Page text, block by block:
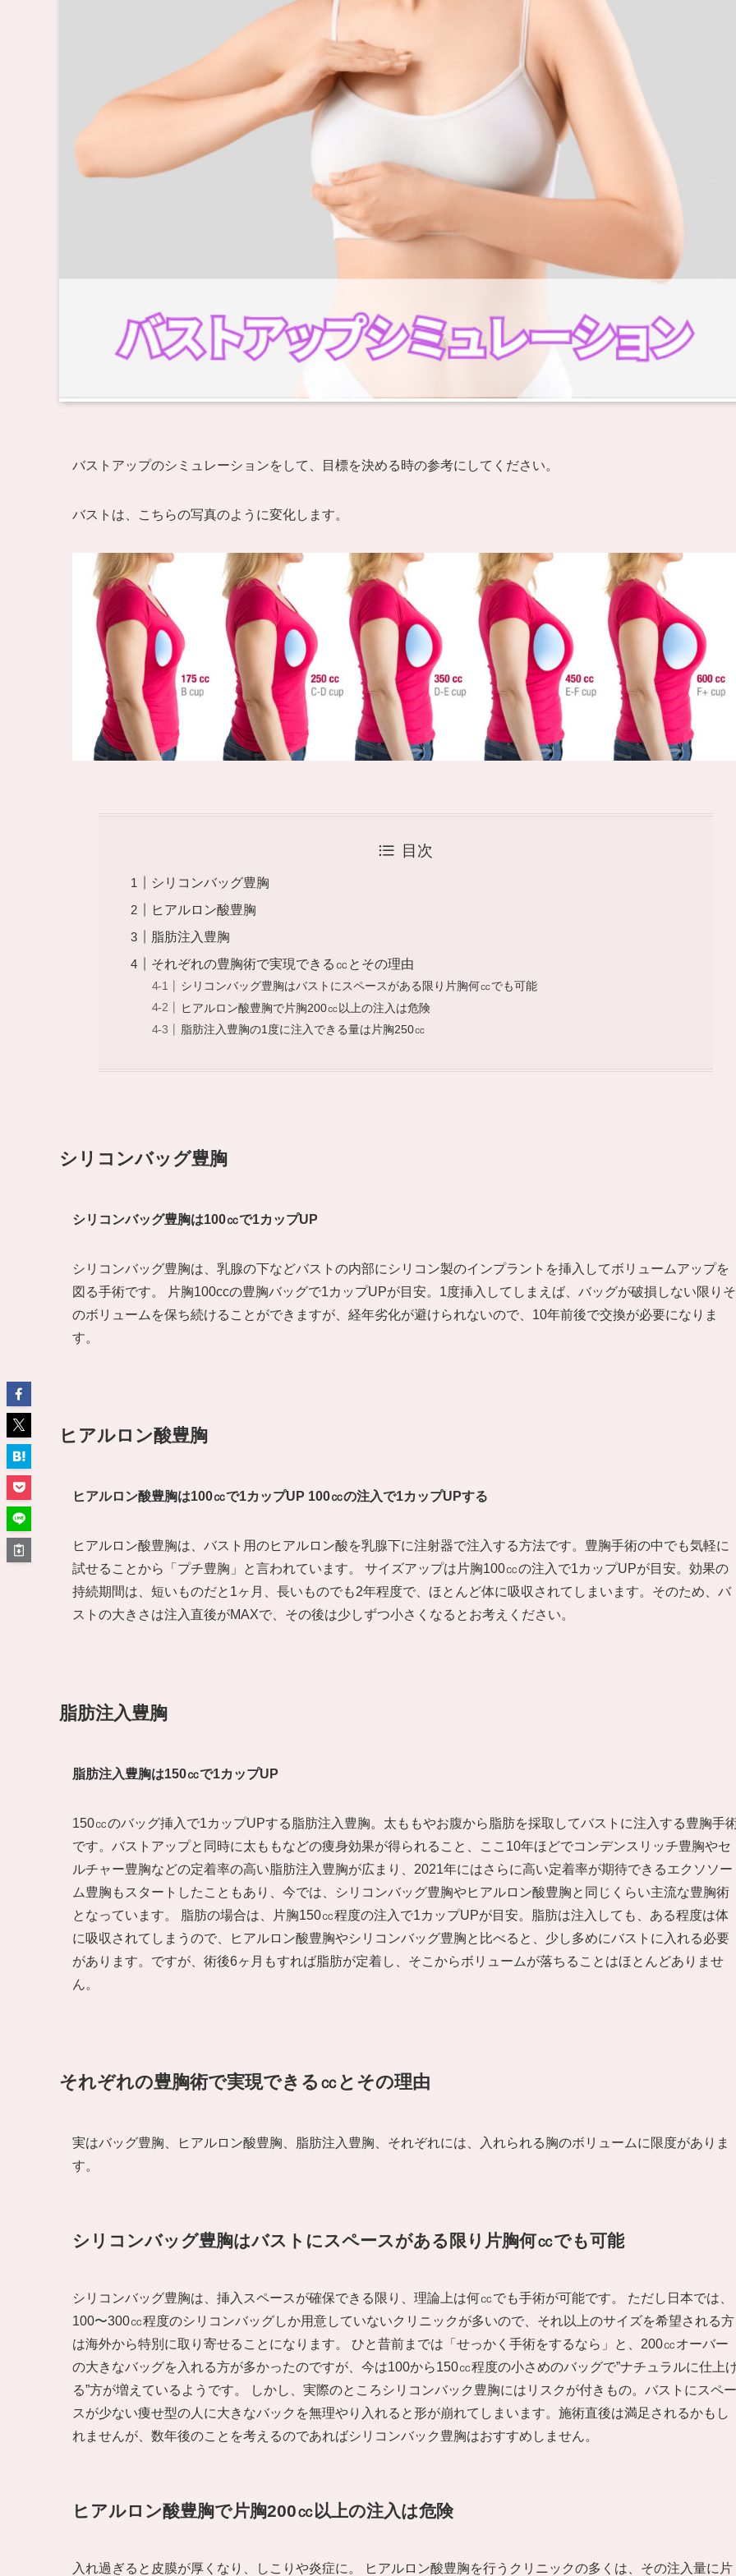
バストアップのシミュレーションをして、目標を決める時の参考にしてください。
バストは、こちらの写真のように変化します。
目次
シリコンバッグ豊胸
ヒアルロン酸豊胸
脂肪注入豊胸
それぞれの豊胸術で実現できる㏄とその理由
シリコンバッグ豊胸はバストにスペースがある限り片胸何㏄でも可能
ヒアルロン酸豊胸で片胸200㏄以上の注入は危険
脂肪注入豊胸の1度に注入できる量は片胸250㏄
シリコンバッグ豊胸
シリコンバッグ豊胸は100㏄で1カップUP
シリコンバッグ豊胸は、乳腺の下などバストの内部にシリコン製のインプラントを挿入してボリュームアップを
図る手術です。 片胸100ccの豊胸バッグで1カップUPが目安。1度挿入してしまえば、バッグが破損しない限りそ
のボリュームを保ち続けることができますが、経年劣化が避けられないので、10年前後で交換が必要になりま
す。
ヒアルロン酸豊胸
ヒアルロン酸豊胸は100㏄で1カップUP 100㏄の注入で1カップUPする
ヒアルロン酸豊胸は、バスト用のヒアルロン酸を乳腺下に注射器で注入する方法です。豊胸手術の中でも気軽に
試せることから「プチ豊胸」と言われています。 サイズアップは片胸100㏄の注入で1カップUPが目安。効果の
持続期間は、短いものだと1ヶ月、長いものでも2年程度で、ほとんど体に吸収されてしまいます。そのため、バ
ストの大きさは注入直後がMAXで、その後は少しずつ小さくなるとお考えください。
脂肪注入豊胸
脂肪注入豊胸は150㏄で1カップUP
150㏄のバッグ挿入で1カップUPする脂肪注入豊胸。太ももやお腹から脂肪を採取してバストに注入する豊胸手
です。バストアップと同時に太ももなどの痩身効果が得られること、ここ10年ほどでコンデンスリッチ豊胸やセ
ルチャー豊胸などの定着率の高い脂肪注入豊胸が広まり、2021年にはさらに高い定着率が期待できるエクソソー
ム豊胸もスタートしたこともあり、今では、シリコンバッグ豊胸やヒアルロン酸豊胸と同じくらい主流な豊胸術
となっています。 脂肪の場合は、片胸150㏄程度の注入で1カップUPが目安。脂肪は注入しても、ある程度は体
に吸収されてしまうので、ヒアルロン酸豊胸やシリコンバッグ豊胸と比べると、少し多めにバストに入れる必要
があります。ですが、術後6ヶ月もすれば脂肪が定着し、そこからボリュームが落ちることはほとんどありませ
ん。
それぞれの豊胸術で実現できる㏄とその理由
実はバッグ豊胸、ヒアルロン酸豊胸、脂肪注入豊胸、それぞれには、入れられる胸のボリュームに限度がありま
す。
シリコンバッグ豊胸はバストにスペースがある限り片胸何㏄でも可能
シリコンバッグ豊胸は、挿入スペースが確保できる限り、理論上は何㏄でも手術が可能です。 ただし日本では、
100〜300㏄程度のシリコンバッグしか用意していないクリニックが多いので、それ以上のサイズを希望される方
は海外から特別に取り寄せることになります。 ひと昔前までは「せっかく手術をするなら」と、200㏄オーバー
の大きなバッグを入れる方が多かったのですが、今は100から150㏄程度の小さめのバッグで”ナチュラルに仕上
る”方が増えているようです。 しかし、実際のところシリコンバック豊胸にはリスクが付きもの。バストにスペー
スが少ない痩せ型の人に大きなバックを無理やり入れると形が崩れてしまいます。施術直後は満足されるかもし
れませんが、数年後のことを考えるのであればシリコンバック豊胸はおすすめしません。
ヒアルロン酸豊胸で片胸200㏄以上の注入は危険
入れ過ぎると皮膜が厚くなり、しこりや炎症に。 ヒアルロン酸豊胸を行うクリニックの多くは、その注入量に片